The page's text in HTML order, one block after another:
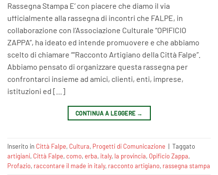
Rassegna Stampa E’ con piacere che diamo il via
ufficialmente alla rassegna di incontri che FALPE, in
collaborazione con l’Associazione Culturale “OPIFICIO
ZAPPA”, ha ideato ed intende promuovere e che abbiamo
scelto di chiamare ““Racconto Artigiano della Città Falpe”.
Abbiamo pensato di organizzare questa rassegna per
confrontarci insieme ad amici, clienti, enti, imprese,
istituzioni ed […]
CONTINUA A LEGGERE →
Inserito in Città Falpe, Cultura, Progetti di Comunicazione | Taggato
artigiani, Città Falpe,como,erba, italy, la provincia, Opificio Zappa,
Profazio, raccontare il made in italy, racconto artigiano, rassegna stampa